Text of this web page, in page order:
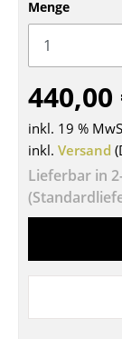
... alle
Tische
Esstische
Sekretäre
Stehtische
Menge
440,00
inkl. 19 %
inkl. Versand
Lieferbar in